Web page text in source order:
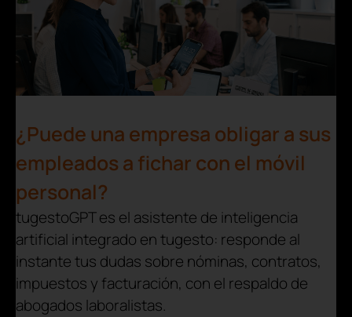
¿Puede una empresa obligar a sus
empleados a fichar con el móvil
personal?
tugestoGPT es el asistente de inteligencia
artificial integrado en tugesto: responde al
instante tus dudas sobre nóminas, contratos,
impuestos y facturación, con el respaldo de
abogados laboralistas.